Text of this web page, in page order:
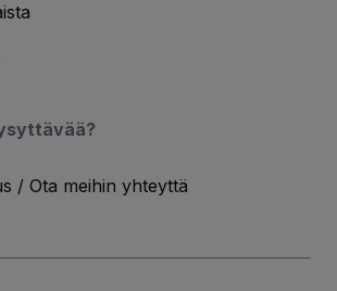
/ Ota meihin yhteyttä